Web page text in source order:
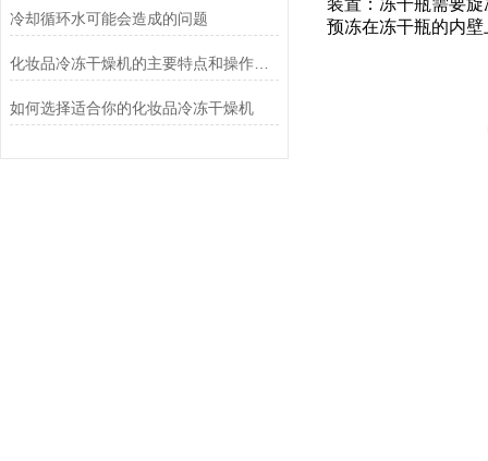
冷却循环水可能会造成的问题
化妆品冷冻干燥机的主要特点和操作管理方法介绍
如何选择适合你的化妆品冷冻干燥机
装置：冻干瓶需要
预冻在冻干瓶的内